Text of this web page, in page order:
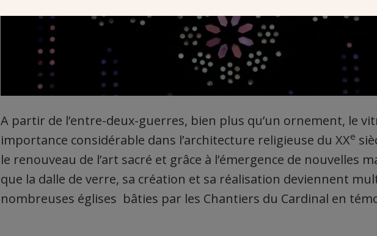
A partir de l’entre-deux-guerres, bien plus qu’un ornement, le
importance considérable dans l’architecture religieuse du XXe
le renouveau de l’art sacré et grâce à l’émergence de nouvelles
que la dalle de verre, sa création et sa réalisation deviennent
nombreuses églises bâties par les Chantiers du Cardinal en